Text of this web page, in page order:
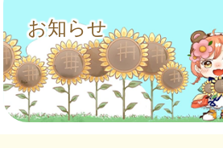
お知らせ